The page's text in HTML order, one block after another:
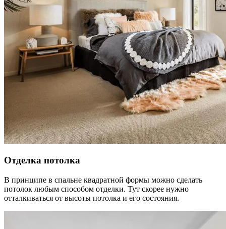
Отделка потолка
В принципе в спальне квадратной формы можно сделать
потолок любым способом отделки. Тут скорее нужно
отталкиваться от высоты потолка и его состояния.